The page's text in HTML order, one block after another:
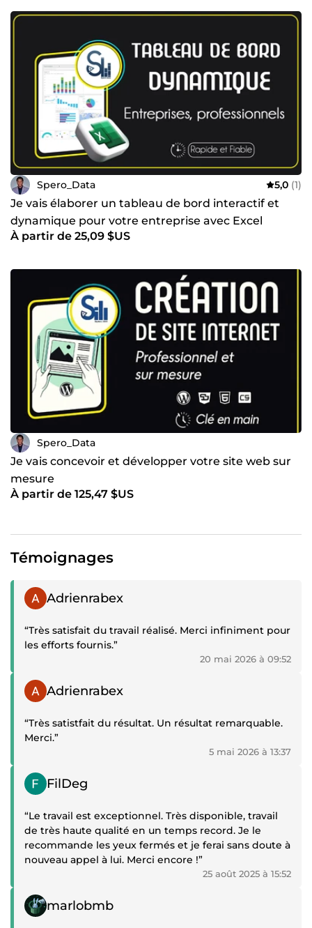
Spero_Data 5,0 (1)
Je vais élaborer un tableau de bord interactif et
dynamique pour votre entreprise avec Excel
À partir de 25,09 $US
Spero_Data
Je vais concevoir et développer votre site web sur
mesure
À partir de 125,47 $US
Témoignages
Témoignage positif
Adrienrabex
“Très satisfait du travail réalisé. Merci infiniment pour
les efforts fournis.”
20 mai 2026 à 09:52
Témoignage positif
Adrienrabex
“Très satistfait du résultat. Un résultat remarquable.
Merci.”
5 mai 2026 à 13:37
Témoignage positif
FilDeg
“Le travail est exceptionnel. Très disponible, travail
de très haute qualité en un temps record. Je le
recommande les yeux fermés et je ferai sans doute à
nouveau appel à lui. Merci encore !”
25 août 2025 à 15:52
Témoignage positif
marlobmb